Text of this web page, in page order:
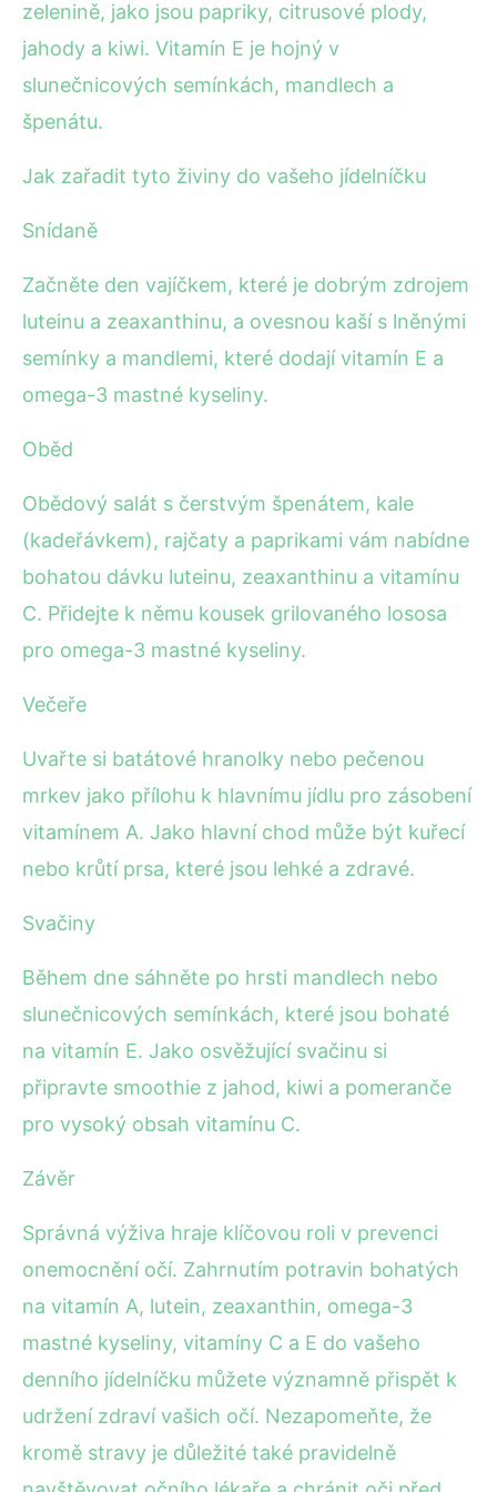
zelenině, jako jsou papriky, citrusové plody,
jahody a kiwi. Vitamín E je hojný v
slunečnicových semínkách, mandlech a
špenátu.
Jak zařadit tyto živiny do vašeho jídelníčku
Snídaně
Začněte den vajíčkem, které je dobrým zdrojem
luteinu a zeaxanthinu, a ovesnou kaší s lněnými
semínky a mandlemi, které dodají vitamín E a
omega-3 mastné kyseliny.
Oběd
Obědový salát s čerstvým špenátem, kale
(kadeřávkem), rajčaty a paprikami vám nabídne
bohatou dávku luteinu, zeaxanthinu a vitamínu
C. Přidejte k němu kousek grilovaného lososa
pro omega-3 mastné kyseliny.
Večeře
Uvařte si batátové hranolky nebo pečenou
mrkev jako přílohu k hlavnímu jídlu pro zásobení
vitamínem A. Jako hlavní chod může být kuřecí
nebo krůtí prsa, které jsou lehké a zdravé.
Svačiny
Během dne sáhněte po hrsti mandlech nebo
slunečnicových semínkách, které jsou bohaté
na vitamín E. Jako osvěžující svačinu si
připravte smoothie z jahod, kiwi a pomeranče
pro vysoký obsah vitamínu C.
Závěr
Správná výživa hraje klíčovou roli v prevenci
onemocnění očí. Zahrnutím potravin bohatých
na vitamín A, lutein, zeaxanthin, omega-3
mastné kyseliny, vitamíny C a E do vašeho
denního jídelníčku můžete významně přispět k
udržení zdraví vašich očí. Nezapomeňte, že
kromě stravy je důležité také pravidelně